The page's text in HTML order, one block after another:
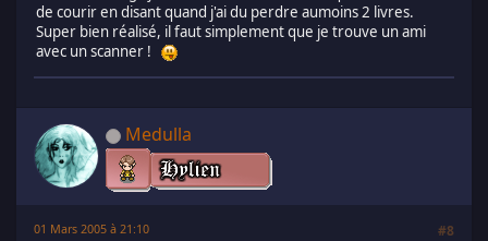
de courir en disant quand j'ai du perdre aumoins 2 livres.
Super bien réalisé, il faut simplement que je trouve un ami
avec un scanner !
Medulla
01 Mars 2005 à 21:10 #8